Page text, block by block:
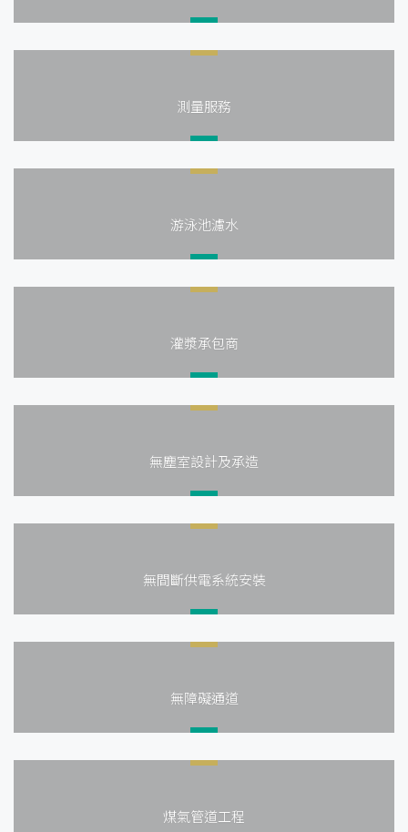
測量服務
游泳池濾水
灌漿承包商
無塵室設計及承造
無間斷供電系統安裝
無障礙通道
煤氣管道工程